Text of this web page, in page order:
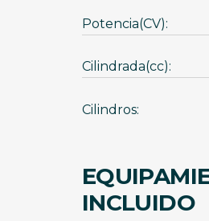
Potencia(CV):
Cilindrada(cc):
Cilindros:
INCLUIDO